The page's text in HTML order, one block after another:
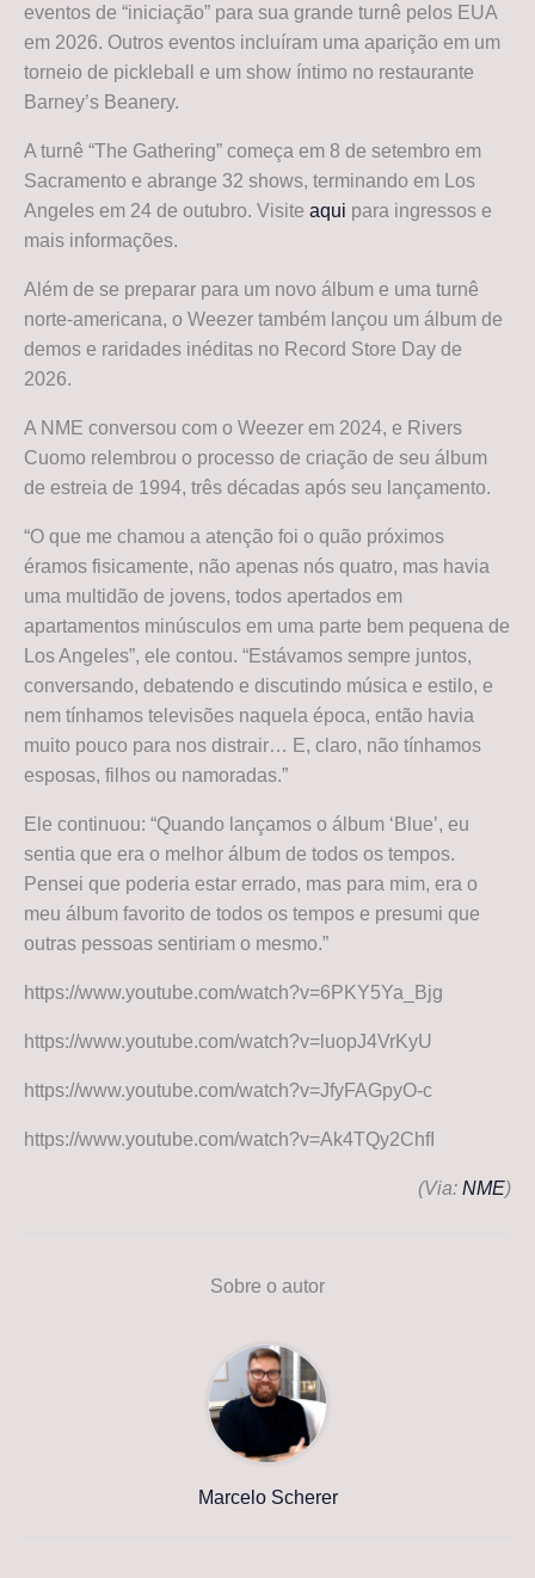
eventos de “iniciação” para sua grande turnê pelos EUA
em 2026. Outros eventos incluíram uma aparição em um
torneio de pickleball e um show íntimo no restaurante
Barney’s Beanery.
A turnê “The Gathering” começa em 8 de setembro em
Sacramento e abrange 32 shows, terminando em Los
Angeles em 24 de outubro. Visite aqui para ingressos e
mais informações.
Além de se preparar para um novo álbum e uma turnê
norte-americana, o Weezer também lançou um álbum de
demos e raridades inéditas no Record Store Day de
2026.
A NME conversou com o Weezer em 2024, e Rivers
Cuomo relembrou o processo de criação de seu álbum
de estreia de 1994, três décadas após seu lançamento.
“O que me chamou a atenção foi o quão próximos
éramos fisicamente, não apenas nós quatro, mas havia
uma multidão de jovens, todos apertados em
apartamentos minúsculos em uma parte bem pequena de
Los Angeles”, ele contou. “Estávamos sempre juntos,
conversando, debatendo e discutindo música e estilo, e
nem tínhamos televisões naquela época, então havia
muito pouco para nos distrair… E, claro, não tínhamos
esposas, filhos ou namoradas.”
Ele continuou: “Quando lançamos o álbum ‘Blue’, eu
sentia que era o melhor álbum de todos os tempos.
Pensei que poderia estar errado, mas para mim, era o
meu álbum favorito de todos os tempos e presumi que
outras pessoas sentiriam o mesmo.”
https://www.youtube.com/watch?v=6PKY5Ya_Bjg
https://www.youtube.com/watch?v=luopJ4VrKyU
https://www.youtube.com/watch?v=JfyFAGpyO-c
https://www.youtube.com/watch?v=Ak4TQy2ChfI
(Via: NME)
Sobre o autor
Marcelo Scherer